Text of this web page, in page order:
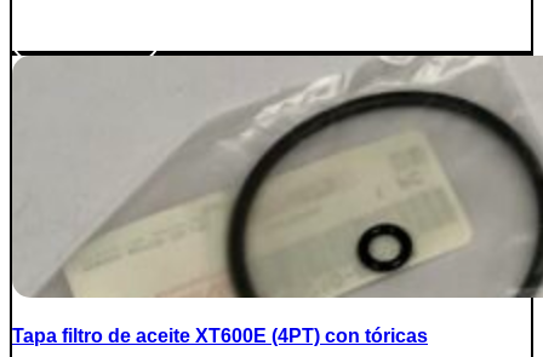
Tapa filtro de aceite XT600E (4PT) con tóricas